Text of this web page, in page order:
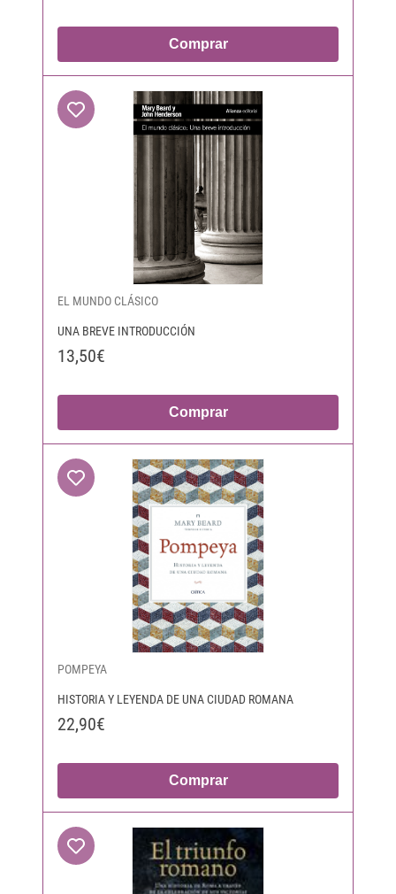
Comprar
EL MUNDO CLÁSICO
UNA BREVE INTRODUCCIÓN
13,50€
Comprar
POMPEYA
HISTORIA Y LEYENDA DE UNA CIUDAD ROMANA
22,90€
Comprar